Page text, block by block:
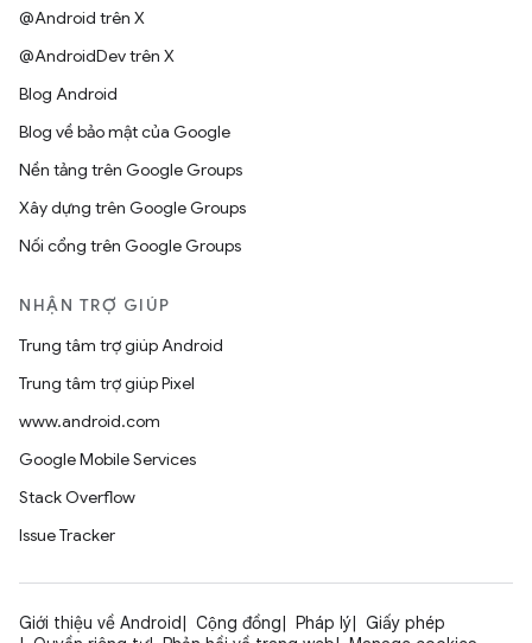
@Android trên X
@AndroidDev trên X
Blog Android
Blog về bảo mật của Google
Nền tảng trên Google Groups
Xây dựng trên Google Groups
Nối cổng trên Google Groups
NHẬN TRỢ GIÚP
Trung tâm trợ giúp Android
Trung tâm trợ giúp Pixel
www.android.com
Google Mobile Services
Stack Overflow
Issue Tracker
Giới thiệu về Android Cộng đồng Pháp lý
Giấy phép